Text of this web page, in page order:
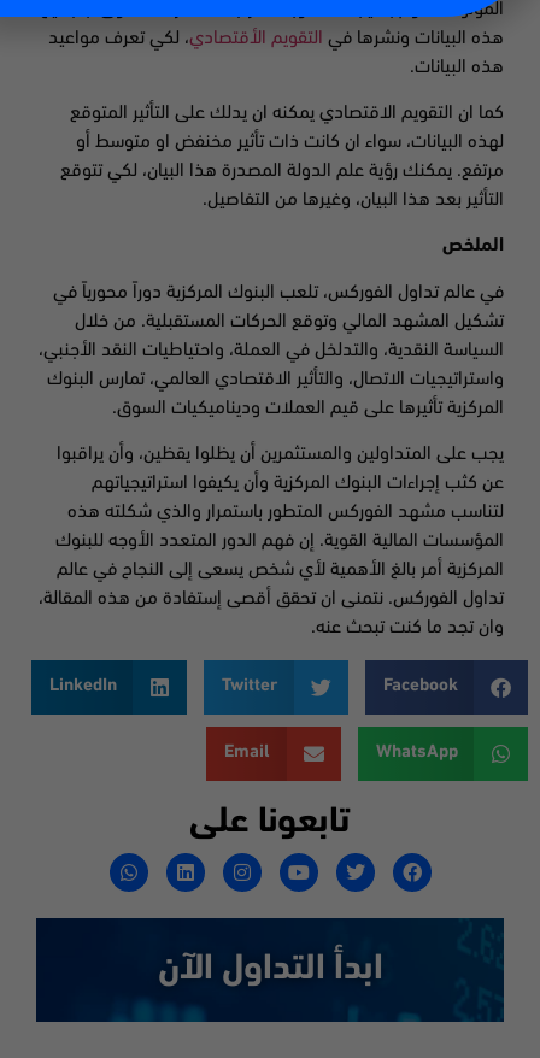
الموثوقة تقوم بالنيابه عنك وبعد مراجعة محترفة للسوق، بتجميع
هذه البيانات ونشرها في التقويم الأقتصادي، لكي تعرف مواعيد
هذه البيانات.
كما ان التقويم الاقتصادي يمكنه ان يدلك على التأثير المتوقع
لهذه البيانات، سواء ان كانت ذات تأثير مخنفض او متوسط أو
مرتفع. يمكنك رؤية علم الدولة المصدرة هذا البيان، لكي تتوقع
التأثير بعد هذا البيان، وغيرها من التفاصيل.
الملخص
في عالم تداول الفوركس، تلعب البنوك المركزية دوراً محورياً في
تشكيل المشهد المالي وتوقع الحركات المستقبلية. من خلال
السياسة النقدية، والتدلخل في العملة، واحتياطيات النقد الأجنبي،
واستراتيجيات الاتصال، والتأثير الاقتصادي العالمي، تمارس البنوك
المركزية تأثيرها على قيم العملات وديناميكيات السوق.
يجب على المتداولين والمستثمرين أن يظلوا يقظين، وأن يراقبوا
عن كثب إجراءات البنوك المركزية وأن يكيفوا استراتيجياتهم
لتناسب مشهد الفوركس المتطور باستمرار والذي شكلته هذه
المؤسسات المالية القوية. إن فهم الدور المتعدد الأوجه للبنوك
المركزية أمر بالغ الأهمية لأي شخص يسعى إلى النجاح في عالم
تداول الفوركس. نتمنى ان تحقق أقصى إستفادة من هذه المقالة،
وان تجد ما كنت تبحث عنه.
Facebook
Twitter
LinkedIn
WhatsApp
Email
تابعونا على
ابدأ التداول الآن